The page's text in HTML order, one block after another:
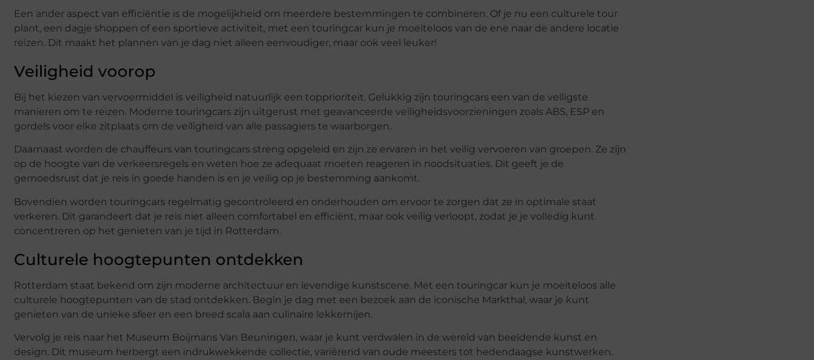
Een ander aspect van efficiëntie is de mogelijkheid om meerdere bestemmingen te combineren. Of je nu een culturele tour
plant, een dagje shoppen of een sportieve activiteit, met een touringcar kun je moeiteloos van de ene naar de andere locatie
reizen. Dit maakt het plannen van je dag niet alleen eenvoudiger, maar ook veel leuker!
Veiligheid voorop
Bij het kiezen van vervoermiddel is veiligheid natuurlijk een topprioriteit. Gelukkig zijn touringcars een van de veiligste
manieren om te reizen. Moderne touringcars zijn uitgerust met geavanceerde veiligheidsvoorzieningen zoals ABS, ESP en
gordels voor elke zitplaats om de veiligheid van alle passagiers te waarborgen.
Daarnaast worden de chauffeurs van touringcars streng opgeleid en zijn ze ervaren in het veilig vervoeren van groepen. Ze zijn
op de hoogte van de verkeersregels en weten hoe ze adequaat moeten reageren in noodsituaties. Dit geeft je de
gemoedsrust dat je reis in goede handen is en je veilig op je bestemming aankomt.
Bovendien worden touringcars regelmatig gecontroleerd en onderhouden om ervoor te zorgen dat ze in optimale staat
verkeren. Dit garandeert dat je reis niet alleen comfortabel en efficiënt, maar ook veilig verloopt, zodat je je volledig kunt
concentreren op het genieten van je tijd in Rotterdam.
Culturele hoogtepunten ontdekken
Rotterdam staat bekend om zijn moderne architectuur en levendige kunstscene. Met een touringcar kun je moeiteloos alle
culturele hoogtepunten van de stad ontdekken. Begin je dag met een bezoek aan de iconische Markthal, waar je kunt
genieten van de unieke sfeer en een breed scala aan culinaire lekkernijen.
Vervolg je reis naar het Museum Boijmans Van Beuningen, waar je kunt verdwalen in de wereld van beeldende kunst en
design. Dit museum herbergt een indrukwekkende collectie, variërend van oude meesters tot hedendaagse kunstwerken.